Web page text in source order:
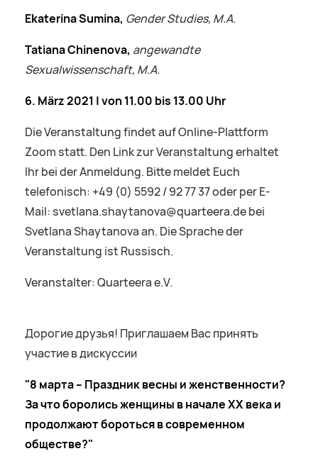
Ekaterina Sumina, Gender Studies, M.A.
Tatiana Chinenova, angewandte
Sexualwissenschaft, M.A.
6. März 2021 | von 11.00 bis 13.00 Uhr
Die Veranstaltung findet auf Online-Plattform
Zoom statt. Den Link zur Veranstaltung erhaltet
Ihr bei der Anmeldung. Bitte meldet Euch
telefonisch: +49 (0) 5592 / 92 77 37 oder per E-
Mail: svetlana.shaytanova@quarteera.de bei
Svetlana Shaytanova an. Die Sprache der
Veranstaltung ist Russisch.
Veranstalter: Quarteera e.V.
Дорогие друзья! Приглашаем Вас принять
участие в дискуссии
"8 марта – Праздник весны и женственности?
За что боролись женщины в начале XX века и
продолжают бороться в современном
обществе?"